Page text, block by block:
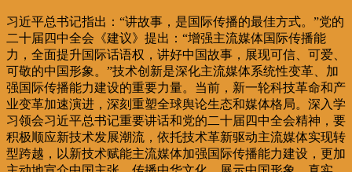
习近平总书记指出：“讲故事，是国际传播的最佳方式。”党的
二十届四中全会《建议》提出：“增强主流媒体国际传播能
力，全面提升国际话语权，讲好中国故事，展现可信、可爱、
可敬的中国形象。”技术创新是深化主流媒体系统性变革、加
强国际传播能力建设的重要力量。当前，新一轮科技革命和产
业变革加速演进，深刻重塑全球舆论生态和媒体格局。深入学
习领会习近平总书记重要讲话和党的二十届四中全会精神，要
积极顺应新技术发展潮流，依托技术革新驱动主流媒体实现转
型跨越，以新技术赋能主流媒体加强国际传播能力建设，更加